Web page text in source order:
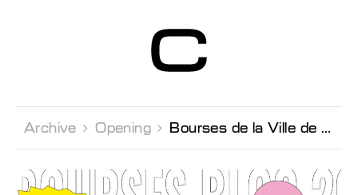
Contemporain
Genève
Archive  Opening  Bourses de la Ville de Genève 2024 Opening